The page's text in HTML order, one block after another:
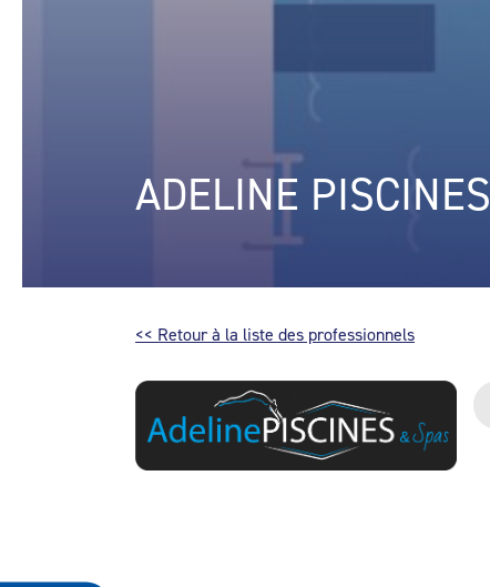
ADELINE PISCINES
<< Retour à la liste des professionnels